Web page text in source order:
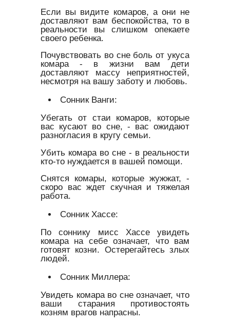
Если вы видите комаров, а они не
доставляют вам беспокойства, то в
реальности вы слишком опекаете
своего ребенка.
Почувствовать во сне боль от укуса
комара - в жизни вам дети
доставляют массу неприятностей,
несмотря на вашу заботу и любовь.
Сонник Ванги:
Убегать от стаи комаров, которые
вас кусают во сне, - вас ожидают
разногласия в кругу семьи.
Убить комара во сне - в реальности
кто-то нуждается в вашей помощи.
Снятся комары, которые жужжат, -
скоро вас ждет скучная и тяжелая
работа.
Сонник Хассе:
По соннику мисс Хассе увидеть
комара на себе означает, что вам
готовят козни. Остерегайтесь злых
людей.
Сонник Миллера:
Увидеть комара во сне означает, что
ваши старания противостоять
козням врагов напрасны.